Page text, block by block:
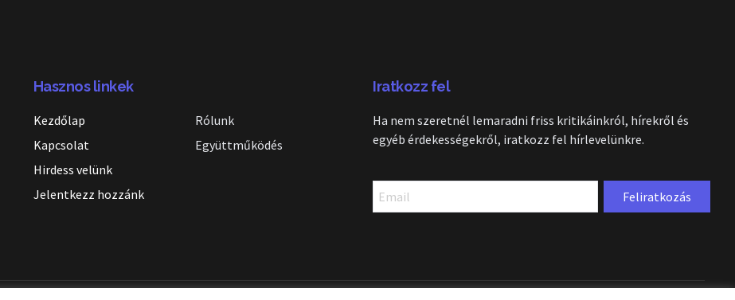
Hasznos linkek
Kezdőlap
Kapcsolat
Hirdess velünk
Jelentkezz hozzánk
Rólunk
Együttműködés
Iratkozz fel
Ha nem szeretnél lemaradni friss kritikáinkról, hírekről és
egyéb érdekességekről, iratkozz fel hírlevelünkre.
Feliratkozás